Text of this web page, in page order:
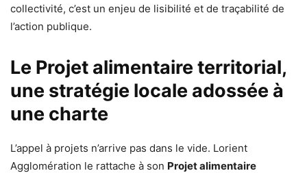
collectivité, c’est un enjeu de lisibilité et de traçabilité de
l’action publique.
Le Projet alimentaire territorial,
une stratégie locale adossée à
une charte
L’appel à projets n’arrive pas dans le vide. Lorient
Agglomération le rattache à son Projet alimentaire